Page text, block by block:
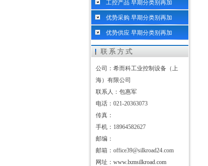
工控产品 早期分类别再加
优势采购 早期分类别再加
优势供应 早期分类别再加
联系方式
公司：希而科工业控制设备（上
海）有限公司
联系人：包惠军
电话：021-20363073
传真：
手机：18964582627
邮编：
邮箱：office39@silkroad24.com
网址： www.lxmsilkroad.com